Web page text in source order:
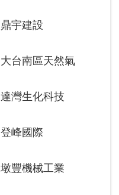
鼎宇建設
大台南區天然氣
達灣生化科技
登峰國際
墩豐機械工業